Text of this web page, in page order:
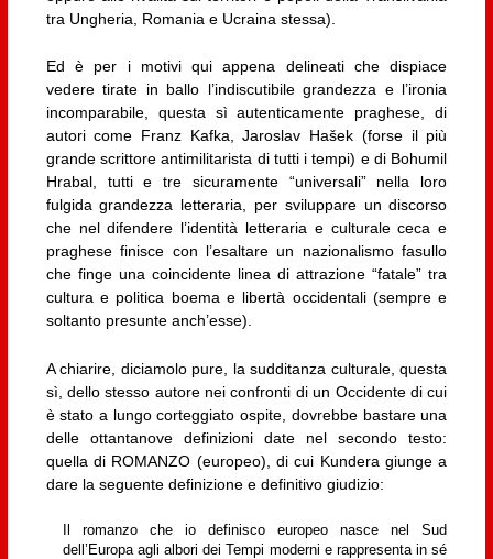
tra Ungheria, Romania e Ucraina stessa).
Ed è per i motivi qui appena delineati che dispiace
vedere tirate in ballo l’indiscutibile grandezza e l’ironia
incomparabile, questa sì autenticamente praghese, di
autori come Franz Kafka, Jaroslav Hašek (forse il più
grande scrittore antimilitarista di tutti i tempi) e di Bohumil
Hrabal, tutti e tre sicuramente “universali” nella loro
fulgida grandezza letteraria, per sviluppare un discorso
che nel difendere l’identità letteraria e culturale ceca e
praghese finisce con l’esaltare un nazionalismo fasullo
che finge una coincidente linea di attrazione “fatale” tra
cultura e politica boema e libertà occidentali (sempre e
soltanto presunte anch’esse).
A chiarire, diciamolo pure, la sudditanza culturale, questa
sì, dello stesso autore nei confronti di un Occidente di cui
è stato a lungo corteggiato ospite, dovrebbe bastare una
delle ottantanove definizioni date nel secondo testo:
quella di ROMANZO (europeo), di cui Kundera giunge a
dare la seguente definizione e definitivo giudizio:
Il romanzo che io definisco europeo nasce nel Sud
dell’Europa agli albori dei Tempi moderni e rappresenta in sé